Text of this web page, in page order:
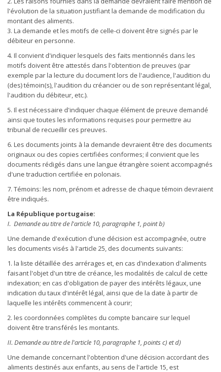
l'évolution de la situation justifiant la demande de modification du
montant des aliments.
3. La demande et les motifs de celle-ci doivent être signés par le
débiteur en personne.
4. Il convient d'indiquer lesquels des faits mentionnés dans les
motifs doivent être attestés dans l'obtention de preuves (par
exemple par la lecture du document lors de l'audience, l'audition du
(des) témoin(s), l'audition du créancier ou de son représentant légal,
l'audition du débiteur, etc.).
5. Il est nécessaire d'indiquer chaque élément de preuve demandé
ainsi que toutes les informations requises pour permettre au
tribunal de recueillir ces preuves.
6. Les documents joints à la demande devraient être des documents
originaux ou des copies certifiées conformes; il convient que les
documents rédigés dans une langue étrangère soient accompagnés
d'une traduction certifiée en polonais.
7. Témoins: les nom, prénom et adresse de chaque témoin devraient
être indiqués.
La République portugaise:
I. Demande au titre de l'article 10, paragraphe 1, point b)
Une demande d'exécution d'une décision est accompagnée, outre
les documents visés à l'article 25, des documents suivants:
1. la liste détaillée des arrérages et, en cas d'indexation d'aliments
faisant l'objet d'un titre de créance, les modalités de calcul de cette
indexation; en cas d'obligation de payer des intérêts légaux, une
indication du taux d'intérêt légal, ainsi que de la date à partir de
laquelle les intérêts commencent à courir;
2. les coordonnées complètes du compte bancaire sur lequel
doivent être transférés les montants.
II. Demande au titre de l'article 10, paragraphe 1, points c) et d)
Une demande concernant l'obtention d'une décision accordant des
aliments destinés aux enfants, au sens de l'article 15, est